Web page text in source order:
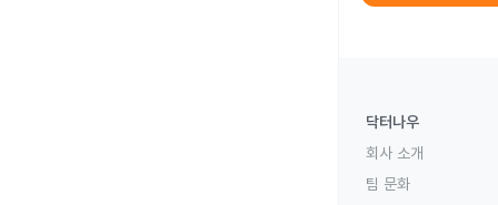
닥터나우
회사 소개
팀 문화